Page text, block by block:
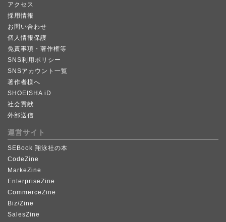
アクセス
採用情報
お問い合わせ
個人情報保護
免責事項・著作権等
SNS利用ポリシー
SNSアカウント一覧
著作者様へ
SHOEISHA iD
社会貢献
外部送信
運営サイト
SEBook 翔泳社の本
CodeZine
MarkeZine
EnterpriseZine
CommerceZine
Biz/Zine
SalesZine